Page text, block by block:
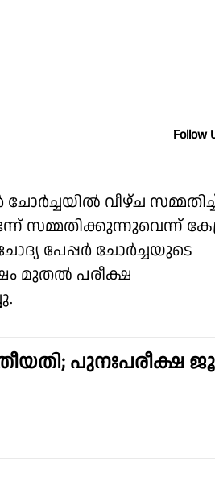
Follow
വീഴ്ച
സമ്മതിക്കുന്നുവെന്ന്
പേപ്പർ ചോർച്ചയുടെ
മുതൽ പരീക്ഷ
തീയതി; പുനഃപരീക്ഷ